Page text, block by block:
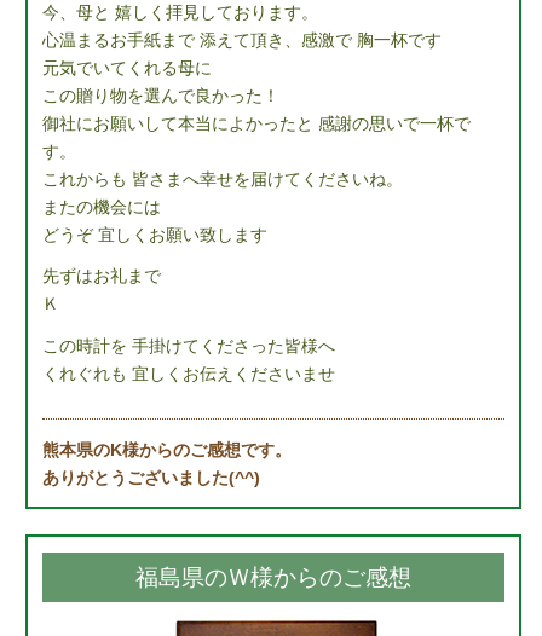
今、母と 嬉しく拝見しております。
心温まるお手紙まで 添えて頂き、感激で 胸一杯です
元気でいてくれる母に
この贈り物を選んで良かった！
御社にお願いして本当によかったと 感謝の思いで一杯で
す。
これからも 皆さまへ幸せを届けてくださいね。
またの機会には
どうぞ 宜しくお願い致します
先ずはお礼まで
Ｋ
この時計を 手掛けてくださった皆様へ
くれぐれも 宜しくお伝えくださいませ
熊本県のK様からのご感想です。
ありがとうございました(^^)
福島県のＷ様からのご感想